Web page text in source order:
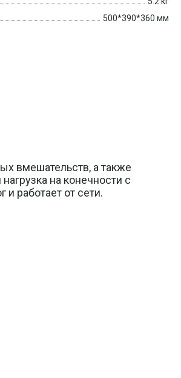
500*390*360 мм
вмешательств, а также
на конечности с
работает от сети.